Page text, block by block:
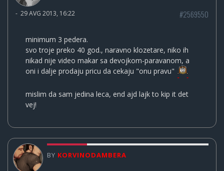
- 29 AVG 2013, 16:22 #2569550
minimum 3 pedera.
svo troje preko 40 god., naravno klozetare, niko ih
nikad nije video makar sa devojkom-paravanom, a
oni i dalje prodaju pricu da cekaju "onu pravu"
mislim da sam jedina leca, end ajd lajk to kip it det
vej!
BY KORVINODAMBERA